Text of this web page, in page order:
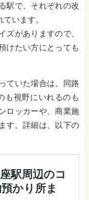
駅で、それぞれの改
います。
ズがありますので、
けたい方にとっても
ていた場合は、同路
も視野にいれるのも
ロッカーや、商業施
す。詳細は、以下の